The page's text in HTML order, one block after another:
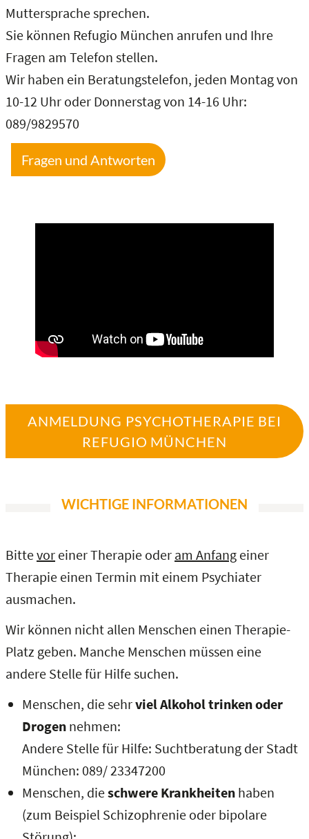
Muttersprache sprechen.
Sie können Refugio München anrufen und Ihre
Fragen am Telefon stellen.
Wir haben ein Beratungstelefon, jeden Montag von
10-12 Uhr oder Donnerstag von 14-16 Uhr:
089/9829570
Fragen und Antworten
ANMELDUNG PSYCHOTHERAPIE BEI
REFUGIO MÜNCHEN
WICHTIGE INFORMATIONEN
Bittevor einer Therapie oder am Anfang einer
Therapie einen Termin mit einem Psychiater
ausmachen.
Wir können nicht allen Menschen einen Therapie-
Platz geben. Manche Menschen müssen eine
andere Stelle für Hilfe suchen.
Menschen, die sehrviel Alkohol trinken oder
Drogen nehmen:
Andere Stelle für Hilfe: Suchtberatung der Stadt
München: 089/ 23347200
Menschen, dieschwere Krankheiten haben
(zum Beispiel Schizophrenie oder bipolare